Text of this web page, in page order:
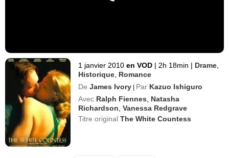
1 janvier 2010 en VOD | 2h 18min | Drame
Historique Romance
De James Ivory | Par Kazuo Ishiguro
Avec Ralph Fiennes
Natasha
Richardson ,Vanessa Redgrave
Titre originalThe White Countess